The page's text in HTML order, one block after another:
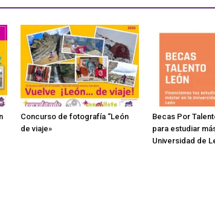
Concurso de fotografía “León
de viaje»
Becas Por
para estudiar
Universidad de